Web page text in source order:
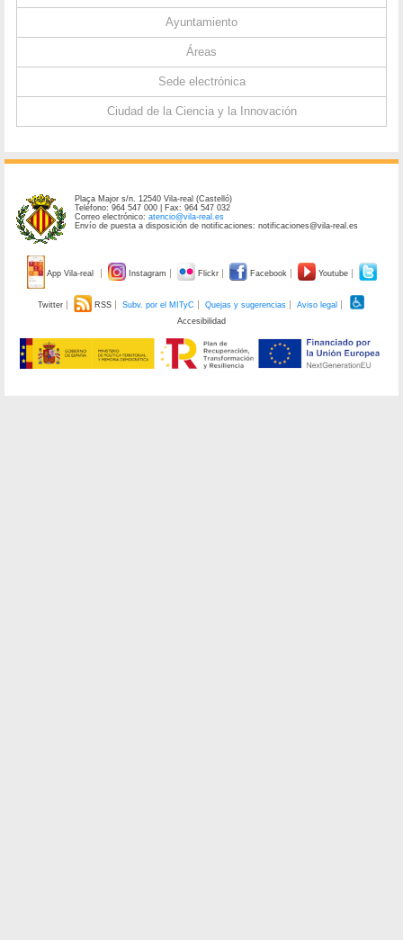
Ayuntamiento
Áreas
Sede electrónica
Ciudad de la Ciencia y la Innovación
Plaça Major s/n. 12540 Vila-real (Castelló)
Teléfono: 964 547 000 | Fax: 964 547 032
Correo electrónico:atencio@vila-real.es
Envío de puesta a disposición de notificaciones: notificaciones@vila-real.es
App Vila-real Instagram Flickr Facebook Youtube
Twitter RSS Subv. por el MITyC Quejas y sugerencias
Aviso legal
Accesibilidad